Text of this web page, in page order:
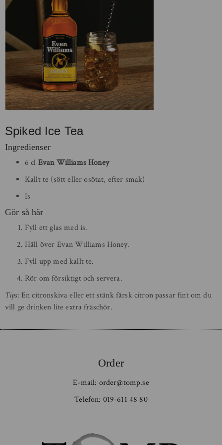
Spiked Ice Tea
Ingredienser
6 cl Evan WilliamsHoney
Kallt te (sött eller osötat, efter smak)
Is
Gör så här
Fyll ett glas med is.
Häll över Evan Williams Honey.
Fyll upp med kallt te.
Rör om försiktigt och servera.
Tips:En citronskiva eller ett stänk färsk citron passar fint om du
vill ge drinken lite extra fräschör.
Order
E-mail: order@tomp.se
Telefon: 019-611 48 80